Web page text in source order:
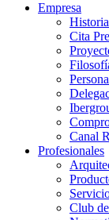
Empresa
Historia
Cita
Canal
Profesionales
Club